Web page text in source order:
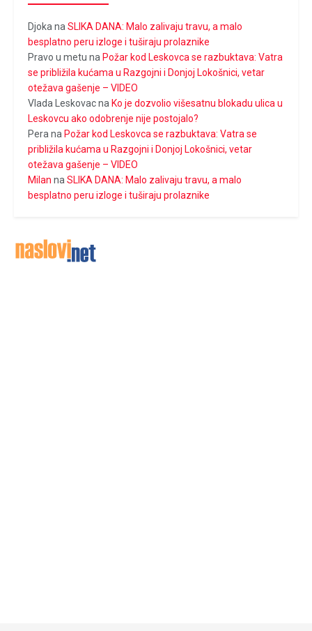
DjokanaSLIKA DANA: Malo zalivaju travu, a malo
besplatno peru izloge i tuširaju prolaznike
Pravo u metu na Požar kod Leskovca se razbuktava: Vatra
se približila kućama u Razgojni i Donjoj Lokošnici, vetar
otežava gašenje – VIDEO
Vlada Leskovacna Ko je dozvolio višesatnu blokadu ulica u
Leskovcu ako odobrenje nije postojalo?
Perana Požar kod Leskovca se razbuktava: Vatra se
približila kućama u Razgojni i Donjoj Lokošnici, vetar
otežava gašenje – VIDEO
Milan naSLIKA DANA: Malo zalivaju travu, a malo
besplatno peru izloge i tuširaju prolaznike